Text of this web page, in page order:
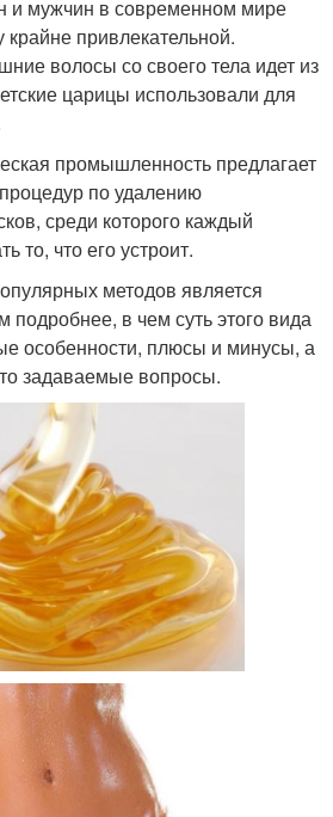
и мужчин в современном мире
крайне привлекательной.
волосы со своего тела идет из
царицы использовали для
промышленность предлагает
по удалению
среди которого каждый
то, что его устроит.
методов является
подробнее, в чем суть этого вида
особенности, плюсы и минусы, а
задаваемые вопросы.